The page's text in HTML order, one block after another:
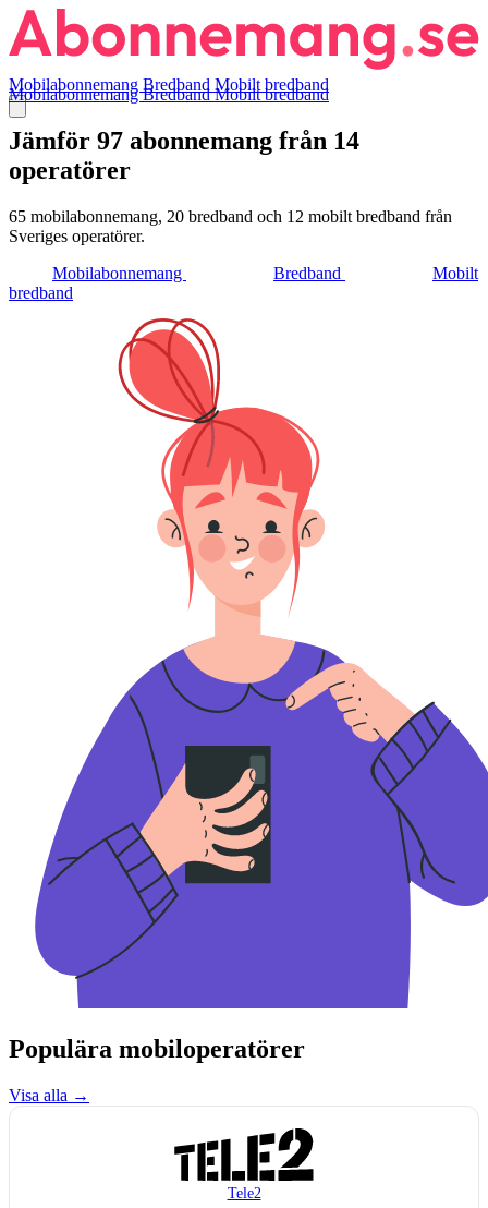
Mobilabonnemang Bredband Mobilt bredband
MobilabonnemangBredbandMobilt bredband
Jämför 97 abonnemang från 14
operatörer
65 mobilabonnemang, 20 bredband och 12 mobilt bredband från
Sveriges operatörer.
Mobilabonnemang
Bredband
Mobilt
bredband
Populära mobiloperatörer
Visa alla →
Tele2